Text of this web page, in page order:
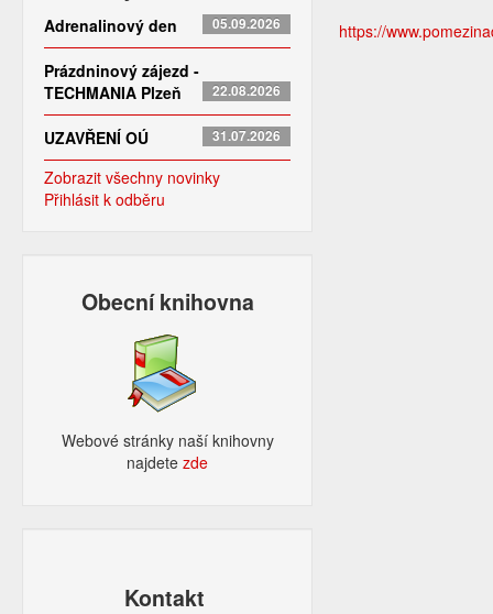
Adrenalinový den 05.09.2026
Prázdninový zájezd -
TECHMANIA Plzeň
22.08.2026
UZAVŘENÍ OÚ 31.07.2026
Zobrazit všechny novinky
Přihlásit k odběru
Obecní knihovna
Webové stránky naší knihovny
najdetezde​
Kontakt
https://